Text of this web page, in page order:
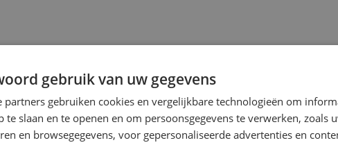
gebruik van uw gegevens
partners gebruiken cookies en vergelijkbare technologieën om
te slaan en te openen en om persoonsgegevens te verwerken, zoals
en browsegegevens, voor gepersonaliseerde advertenties en